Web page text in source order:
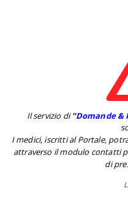
Il servizio di''Domande &
I medici, iscritti al Portale,
attraverso il modulo contatti
di